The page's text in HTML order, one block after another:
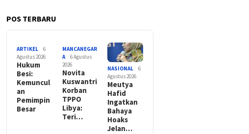
POS TERBARU
ARTIKEL
6
Agustus 2026
Hukum
Besi:
Kemuncul
an
Pemimpin
Besar
MANCANEGAR
A
6 Agustus
2026
Novita
Kuswantri
Korban
TPPO
Libya:
Teri…
NASIONAL
6
Agustus 2026
Meutya
Hafid
Ingatkan
Bahaya
Hoaks
Jelan…